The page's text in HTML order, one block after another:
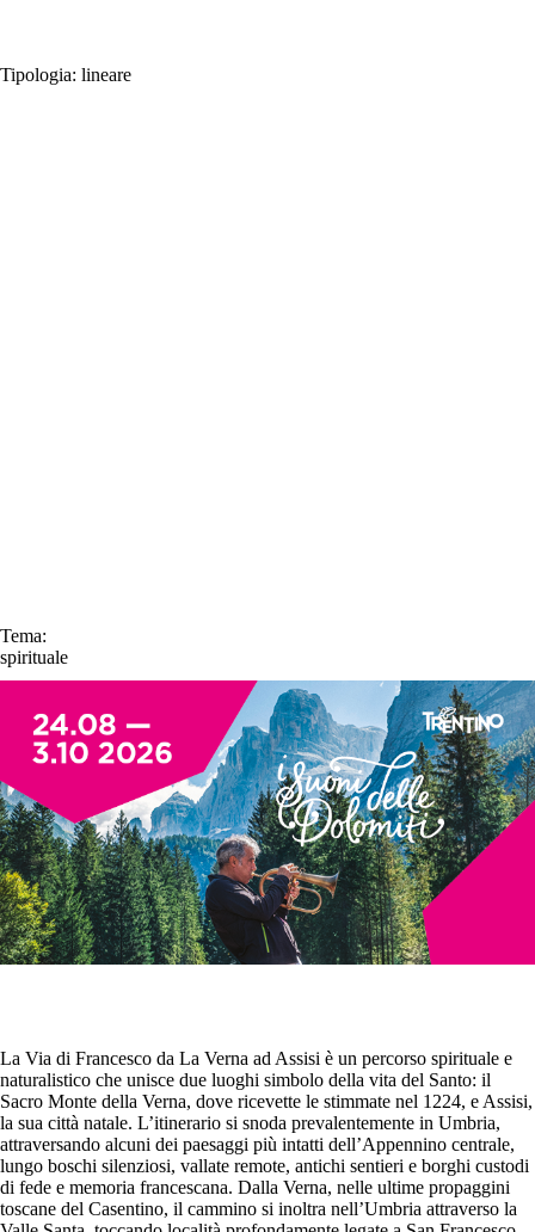
Tipologia: lineare
Tema:
spirituale
La Via di Francesco da La Verna ad Assisi è un percorso spirituale e
naturalistico che unisce due luoghi simbolo della vita del Santo: il
Sacro Monte della Verna, dove ricevette le stimmate nel 1224, e Assisi,
la sua città natale. L’itinerario si snoda prevalentemente in Umbria,
attraversando alcuni dei paesaggi più intatti dell’Appennino centrale,
lungo boschi silenziosi, vallate remote, antichi sentieri e borghi custodi
di fede e memoria francescana. Dalla Verna, nelle ultime propaggini
toscane del Casentino, il cammino si inoltra nell’Umbria attraverso la